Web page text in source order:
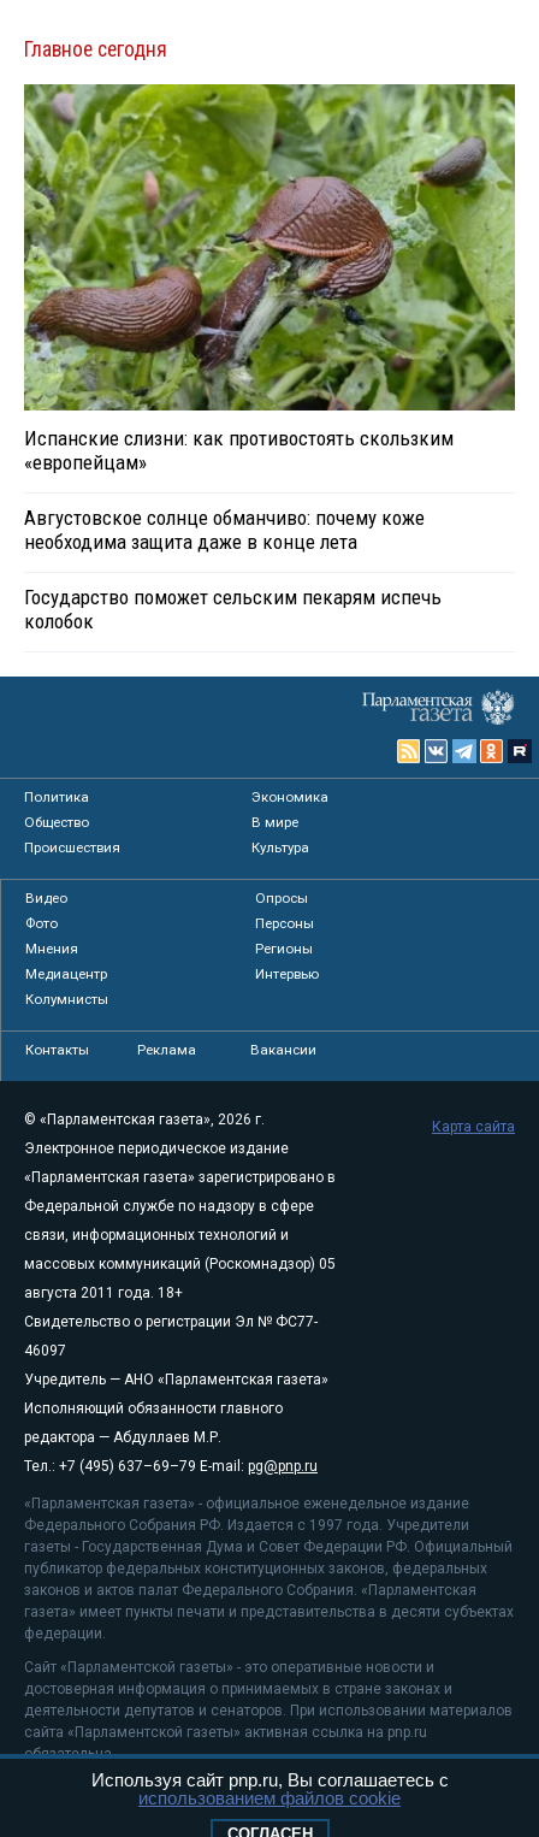
Главное сегодня
Испанские слизни: как противостоять скользким
«европейцам»
Августовское солнце обманчиво: почему коже
необходима защита даже в конце лета
Государство поможет сельским пекарям испечь
колобок
Политика
Экономика
Общество
В мире
Происшествия
Культура
Видео
Опросы
Фото
Персоны
Мнения
Регионы
Медиацентр
Интервью
Колумнисты
Контакты Реклама Вакансии
© «Парламентская газета», 2026 г.
Электронное периодическое издание
«Парламентская газета» зарегистрировано в
Федеральной службе по надзору в сфере
связи, информационных технологий и
массовых коммуникаций (Роскомнадзор) 05
августа 2011 года. 18+
Свидетельство о регистрации Эл № ФС77-
46097
Учредитель — АНО «Парламентская газета»
Исполняющий обязанности главного
редактора — Абдуллаев М.Р.
Тел.: +7 (495) 637–69–79 E-mail: pg@pnp.ru
«Парламентская газета» - официальное еженедельное издание
Федерального Собрания РФ. Издается с 1997 года. Учредители
газеты - Государственная Дума и Совет Федерации РФ. Официальный
публикатор федеральных конституционных законов, федеральных
законов и актов палат Федерального Собрания. «Парламентская
газета» имеет пункты печати и представительства в десяти субъектах
федерации.
Сайт «Парламентской газеты» - это оперативные новости и
достоверная информация о принимаемых в стране законах и
деятельности депутатов и сенаторов. При использовании материалов
сайта «Парламентской газеты» активная ссылка на pnp.ru
обязательна.
На информационном ресурсе применяютсярекомендательные
Положение о защите персональных данных
Карта сайта
Используя сайт pnp.ru, Вы соглашаетесь с
использованием файлов cookie